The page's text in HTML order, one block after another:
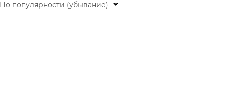
По популярности (убывание)